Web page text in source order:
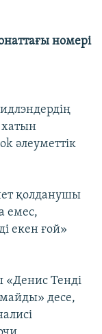
номері
хатын
әлеуметтік
қолданушы
емес,
екен ғой»
«Денис Тенді
десе,